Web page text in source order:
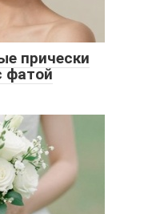
прически
фатой